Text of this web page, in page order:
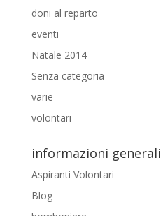
doni al reparto
eventi
Natale 2014
Senza categoria
varie
volontari
informazioni generali
Aspiranti Volontari
Blog